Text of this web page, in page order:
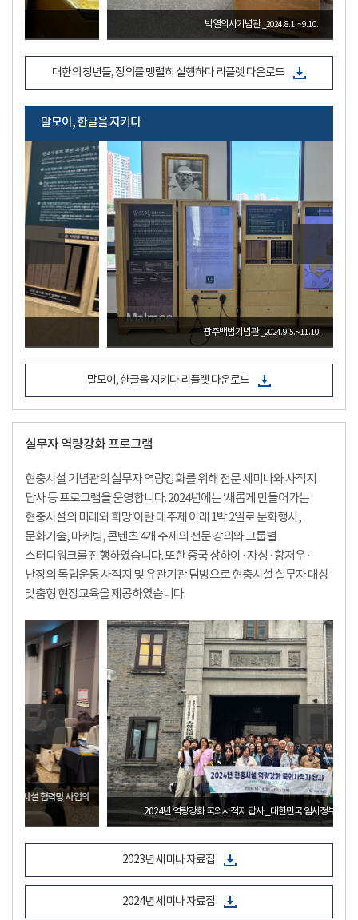
_2024. 8. 1. ~ 9. 10.
대한의 청년들, 정의를 맹렬히 실행하다 리플렛 다운로드
말모이, 한글을 지키다
광주백범기념관_2024. 9. 5. ~ 11. 10.
말모이, 한글을 지키다 리플렛 다운로드
실무자 역량강화 프로그램
현충시설 기념관의 실무자 역량강화를 위해 전문 세미나와 사적지
답사 등 프로그램을 운영합니다. 2024년에는 ‘새롭게 만들어가는
현충시설의 미래와 희망’이란 대주제 아래 1박 2일로 문화행사,
문화기술, 마케팅, 콘텐츠 4개 주제의 전문 강의와 그룹별
스터디워크를 진행하였습니다. 또한 중국 상하이 · 자싱 · 항저우 ·
난징의 독립운동 사적지 및 유관기관 탐방으로 현충시설 실무자 대상
맞춤형 현장교육을 제공하였습니다.
2024년 역량강화 국외사적지 답사 _대한민국 임시정부 항저우 청사
2023년 세미나 자료집
2024년 세미나 자료집